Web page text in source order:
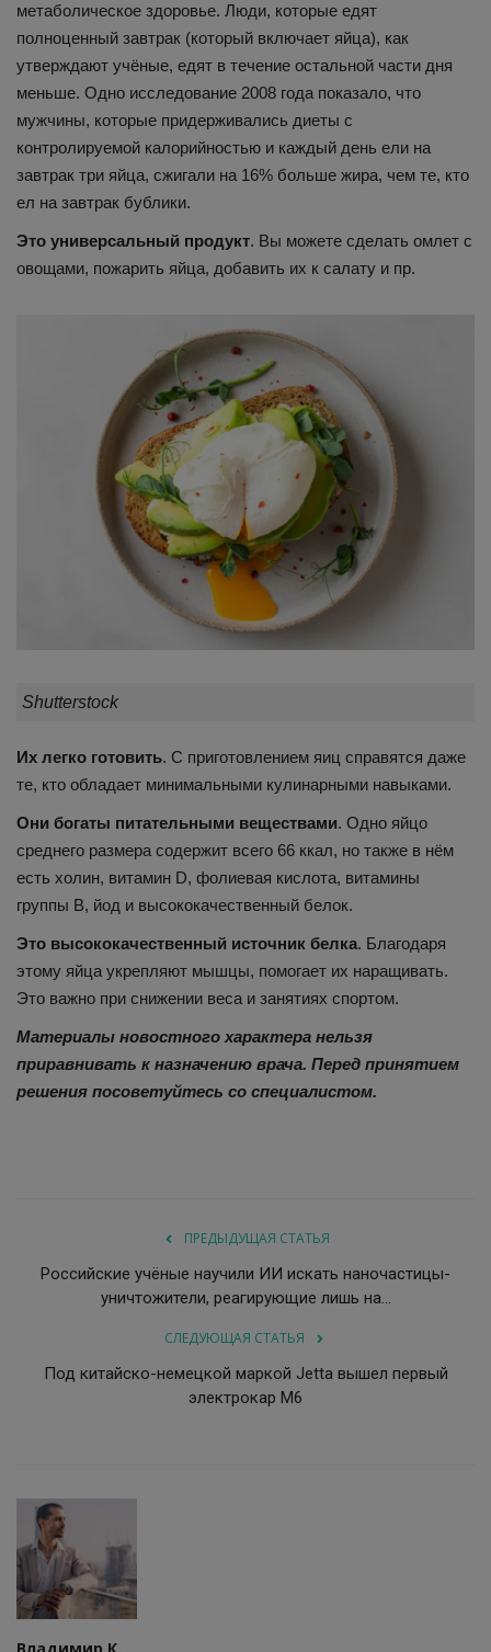
метаболическое здоровье. Люди, которые едят
полноценный завтрак (который включает яйца), как
утверждают учёные, едят в течение остальной части дня
меньше. Одно исследование 2008 года показало, что
мужчины, которые придерживались диеты с
контролируемой калорийностью и каждый день ели на
завтрак три яйца, сжигали на 16% больше жира, чем те, кто
ел на завтрак бублики.
Это универсальный продукт. Вы можете сделать омлет с
овощами, пожарить яйца, добавить их к салату и пр.
Shutterstock
Их легко готовить. С приготовлением яиц справятся даже
те, кто обладает минимальными кулинарными навыками.
Они богаты питательными веществами. Одно яйцо
среднего размера содержит всего 66 ккал, но также в нём
есть холин, витамин D, фолиевая кислота, витамины
группы B, йод и высококачественный белок.
Это высококачественный источник белка. Благодаря
этому яйца укрепляют мышцы, помогает их наращивать.
Это важно при снижении веса и занятиях спортом.
Материалы новостного характера нельзя
приравнивать к назначению врача. Перед принятием
решения посоветуйтесь со специалистом.
ПРЕДЫДУЩАЯ СТАТЬЯ
Российские учёные научили ИИ искать наночастицы-
уничтожители, реагирующие лишь на...
СЛЕДУЮЩАЯ СТАТЬЯ
Под китайско-немецкой маркой Jetta вышел первый
электрокар M6